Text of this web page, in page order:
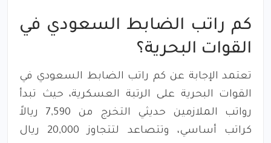
كم راتب الضابط السعودي في
القوات البحرية؟
تعتمد الإجابة عن كم راتب الضابط السعودي في
القوات البحرية على الرتبة العسكرية، حيث تبدأ
رواتب الملازمين حديثي التخرج من 7,590 ريالاً
كراتب أساسي، وتتصاعد لتتجاوز 20,000 ريال